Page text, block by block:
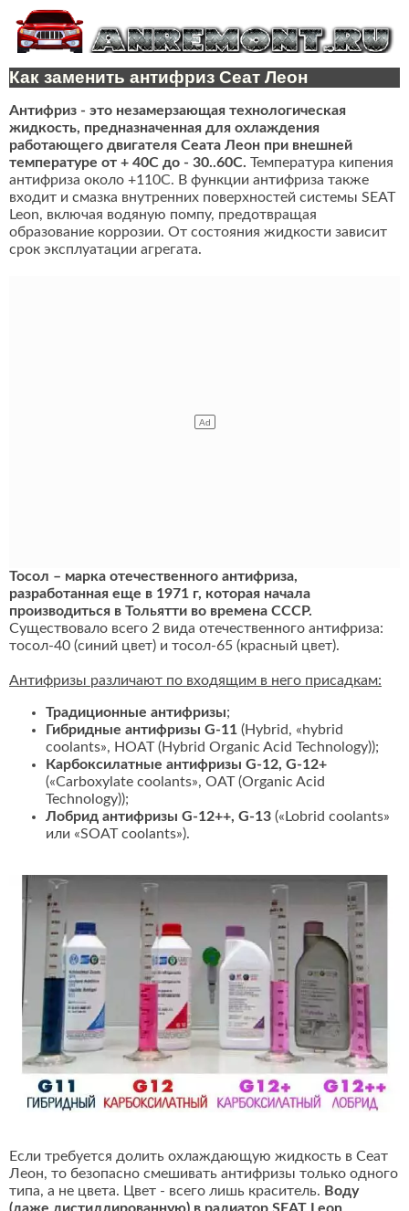
Как заменить антифриз Сеат Леон
Антифриз - это незамерзающая технологическая
жидкость, предназначенная для охлаждения
работающего двигателя Сеата Леон при внешней
температуре от + 40C до - 30..60C. Температура кипения
антифриза около +110С. В функции антифриза также
входит и смазка внутренних поверхностей системы SEAT
Leon, включая водяную помпу, предотвращая
образование коррозии. От состояния жидкости зависит
срок эксплуатации агрегата.
Тосол – марка отечественного антифриза,
разработанная еще в 1971 г, которая начала
производиться в Тольятти во времена СССР.
Существовало всего 2 вида отечественного антифриза:
тосол-40 (синий цвет) и тосол-65 (красный цвет).
Антифризы различают по входящим в него присадкам:
Традиционные антифризы;
Гибридные антифризы G-11 (Hybrid, «hybrid
coolants», HOAT (Hybrid Organic Acid Technology));
Карбоксилатные антифризы G-12, G-12+
(«Carboxylate coolants», OAT (Organic Acid
Technology));
Лобрид антифризы G-12++, G-13 («Lobrid coolants»
или «SOAT coolants»).
Если требуется долить охлаждающую жидкость в Сеат
Леон, то безопасно смешивать антифризы только одного
типа, а не цвета. Цвет - всего лишь краситель. Воду